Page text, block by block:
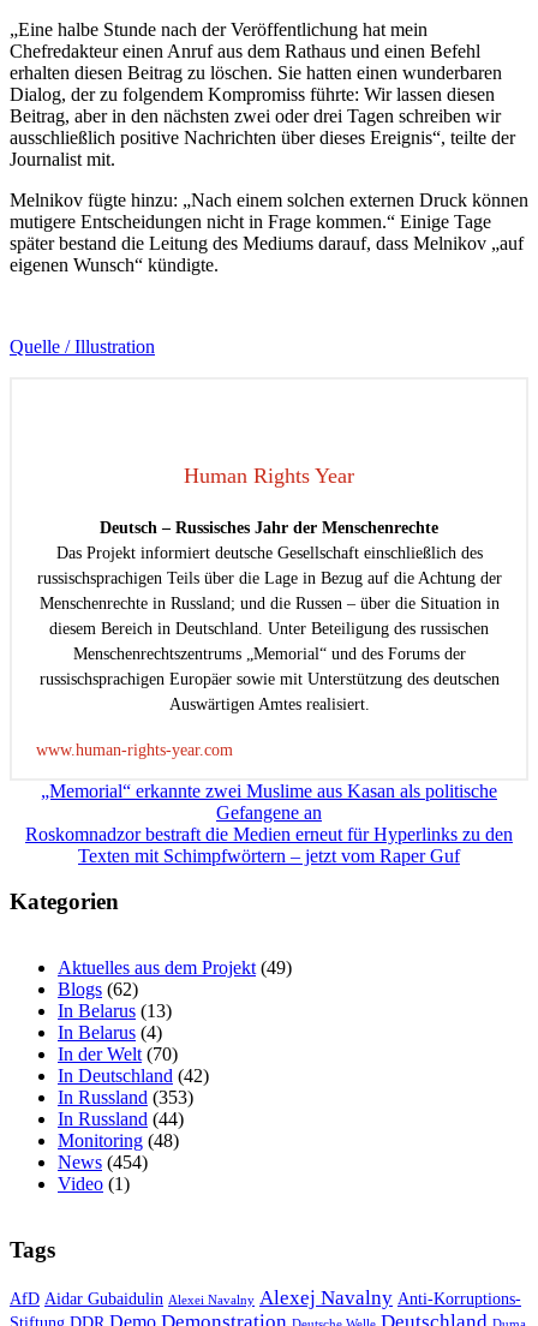
„Eine halbe Stunde nach der Veröffentlichung hat mein
Chefredakteur einen Anruf aus dem Rathaus und einen Befehl
erhalten diesen Beitrag zu löschen. Sie hatten einen wunderbaren
Dialog, der zu folgendem Kompromiss führte: Wir lassen diesen
Beitrag, aber in den nächsten zwei oder drei Tagen schreiben wir
ausschließlich positive Nachrichten über dieses Ereignis“, teilte der
Journalist mit.
Melnikov fügte hinzu: „Nach einem solchen externen Druck können
mutigere Entscheidungen nicht in Frage kommen.“ Einige Tage
später bestand die Leitung des Mediums darauf, dass Melnikov „auf
eigenen Wunsch“ kündigte.
Quelle / Illustration
Human Rights Year
Deutsch – Russisches Jahr der Menschenrechte
Das Projekt informiert deutsche Gesellschaft einschließlich des
russischsprachigen Teils über die Lage in Bezug auf die Achtung der
Menschenrechte in Russland; und die Russen – über die Situation in
diesem Bereich in Deutschland. Unter Beteiligung des russischen
Menschenrechtszentrums „Memorial“ und des Forums der
russischsprachigen Europäer sowie mit Unterstützung des deutschen
Auswärtigen Amtes realisiert.
www.human-rights-year.com
Beitragsnavigation
„Memorial“ erkannte zwei Muslime aus Kasan als politische
Gefangene an
Roskomnadzor bestraft die Medien erneut für Hyperlinks zu den
Texten mit Schimpfwörtern – jetzt vom Raper Guf
Kategorien
Aktuelles aus dem Projekt (49)
Blogs (62)
In Belarus (13)
In Belarus (4)
In der Welt (70)
In Deutschland (42)
In Russland (353)
In Russland (44)
Monitoring (48)
News (454)
Video (1)
Tags
AfD Aidar Gubaidulin Alexei Navalny Alexej Navalny Anti-Korruptions-
Demo Demonstration Deutschland